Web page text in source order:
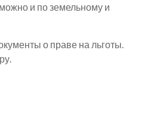
и по земельному и
о праве на льготы.